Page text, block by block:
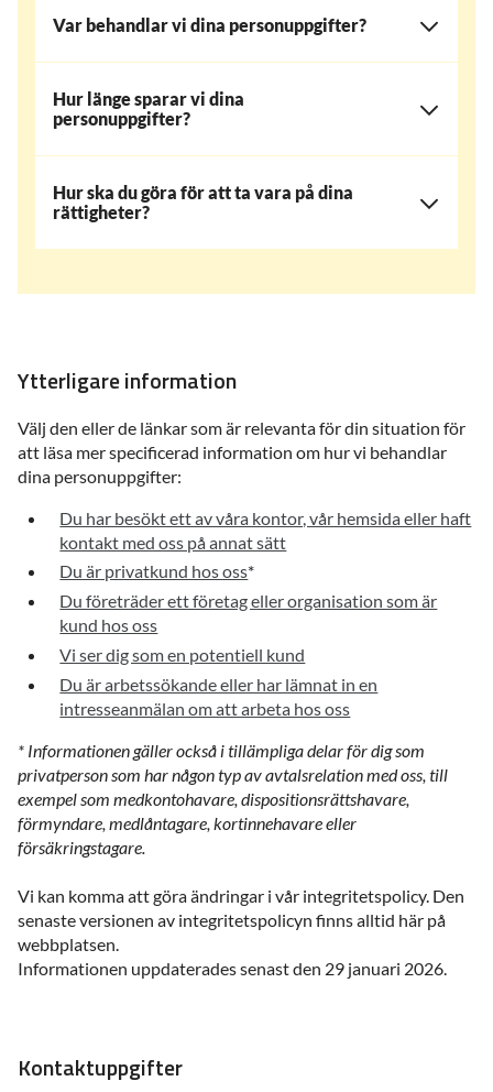
Var behandlar vi dina personuppgifter?
Hur länge sparar vi dina
personuppgifter?
Hur ska du göra för att ta vara på dina
rättigheter?
Ytterligare information
Välj den eller de länkar som är relevanta för din situation för
att läsa mer specificerad information om hur vi behandlar
dina personuppgifter:
Du har besökt ett av våra kontor, vår hemsida eller haft
kontakt med oss på annat sätt
Du är privatkund hos oss*
Du företräder ett företag eller organisation som är
kund hos oss
Vi ser dig som en potentiell kund
Du är arbetssökande eller har lämnat in en
intresseanmälan om att arbeta hos oss
* Informationen gäller också i tillämpliga delar för dig som
privatperson som har någon typ av avtalsrelation med oss, till
exempel som medkontohavare, dispositionsrättshavare,
förmyndare, medlåntagare, kortinnehavare eller
försäkringstagare.
Vi kan komma att göra ändringar i vår integritetspolicy. Den
senaste versionen av integritetspolicyn finns alltid här på
webbplatsen.
Informationen uppdaterades senast den 29 januari 2026.
Kontaktuppgifter